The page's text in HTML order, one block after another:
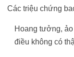
Các triệu chứng
Hoang tưởng,
điều không có